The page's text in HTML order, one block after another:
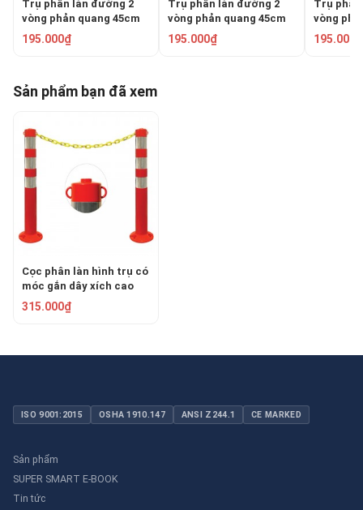
Trụ phân làn đường 2
vòng phản quang 45cm
GT.45A
195.000₫
Trụ phân làn đường 2
vòng phản quang 45cm
GT.45B
195.000₫
Trụ
vòng
GT.75A
195.000₫
Sản phẩm bạn đã xem
Cọc phân làn hình trụ có
móc gắn dây xích cao
75cm FPC-PU2075
315.000₫
ISO 9001:2015 OSHA 1910.147 ANSI Z244.1 CE MARKED
Sản phẩm
SUPER SMART E-BOOK
Tin tức